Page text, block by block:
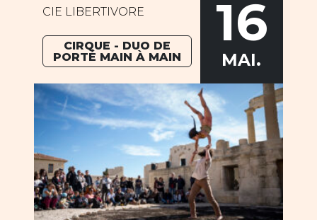
CIE LIBERTIVORE
CIRQUE - DUO DE
PORTÉ MAIN À MAIN
16
MAI.